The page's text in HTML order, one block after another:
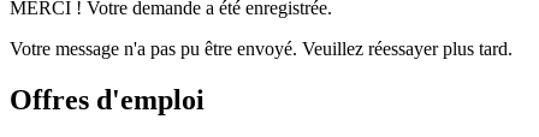
MERCI ! Votre demande a été enregistrée.
Votre message n'a pas pu être envoyé. Veuillez réessayer plus tard.
Offres d'emploi